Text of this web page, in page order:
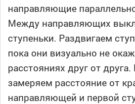
направляющие
Между направляющих
ступеньки. Раздвигаем
пока они визуально не
расстояниях друг от
замеряем расстояние от
направляющей и первой